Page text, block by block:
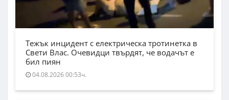
Тежък инцидент с електрическа тротинетка в
Свети Влас. Очевидци твърдят, че водачът е
бил пиян
04.08.2026 00:53ч.